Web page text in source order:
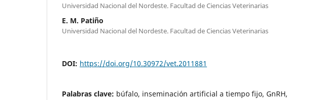
Universidad Nacional del Nordeste. Facultad de Ciencias Veterinarias
E. M. Patiño
Universidad Nacional del Nordeste. Facultad de Ciencias Veterinarias
DOI: https://doi.org/10.30972/vet.2011881
Palabras clave: búfalo, inseminación artificial a tiempo fijo, GnRH,